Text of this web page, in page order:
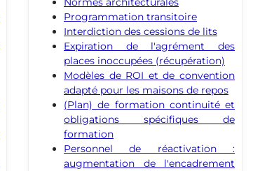
Programmation transitoire
Interdiction des cessions de lits
Expiration de l'agrément des
places inoccupées (récupération)
Modèles de ROI et de convention
adapté pour les maisons de repos
(Plan) de formation continuité et
obligations spécifiques de
formation
Personnel de réactivation :
augmentation de l'encadrement